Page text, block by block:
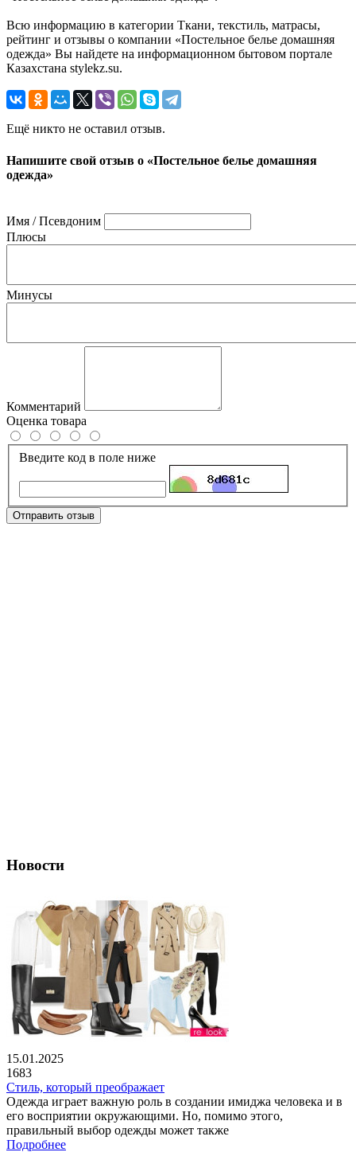
Всю информацию в категории Ткани, текстиль, матрасы,
рейтинг и отзывы о компании «Постельное белье домашняя
одежда» Вы найдете на информационном бытовом портале
Казахстана stylekz.su.
Ещё никто не оставил отзыв.
Напишите свой отзыв о «Постельное белье домашняя
одежда»
Имя / Псевдоним
Плюсы
Минусы
Комментарий
Оценка товара
Введите код в поле ниже
Отправить отзыв
Новости
15.01.2025
1683
Стиль, который преображает
Одежда играет важную роль в создании имиджа человека и в
его восприятии окружающими. Но, помимо этого,
правильный выбор одежды может также
Подробнее